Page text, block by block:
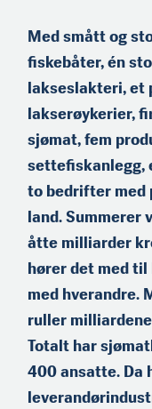
Med smått og
fiskebåter, én
lakseslakteri, et
lakserøykerier,
sjømat, fem
settefiskanlegg,
to bedrifter med
land. Summerer
åtte milliarder
hører det med
med hverandre.
ruller
Totalt har
400 ansatte. Da